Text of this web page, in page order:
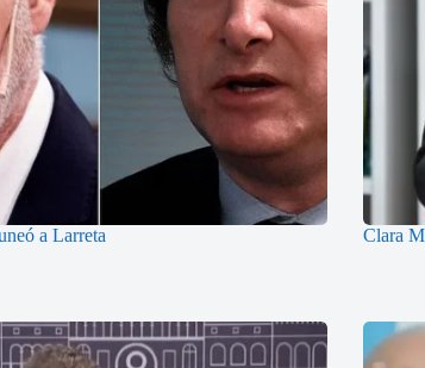
a Larreta Clara